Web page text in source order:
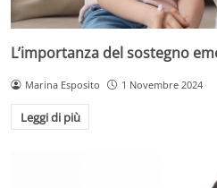
L’importanza del sostegno
Marina Esposito 1 Novembre 2024
Leggi di più